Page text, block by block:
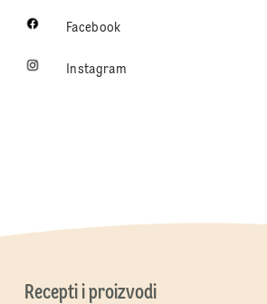
Facebook
Instagram
Recepti i proizvodi